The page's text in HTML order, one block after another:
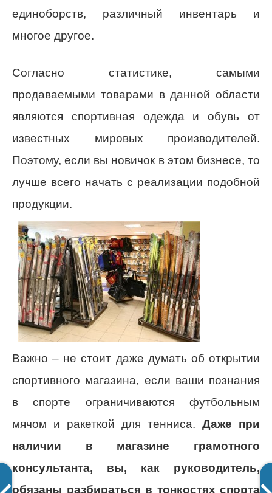
единоборств, различный инвентарь и
многое другое.
Согласно статистике, самыми
продаваемыми товарами в данной области
являются спортивная одежда и обувь от
известных мировых производителей.
Поэтому, если вы новичок в этом бизнесе, то
лучше всего начать с реализации подобной
продукции.
Важно – не стоит даже думать об открытии
спортивного магазина, если ваши познания
в спорте ограничиваются футбольным
мячом и ракеткой для тенниса. Даже при
наличии в магазине грамотного
консультанта, вы, как руководитель,
обязаны разбираться в тонкостях спорта